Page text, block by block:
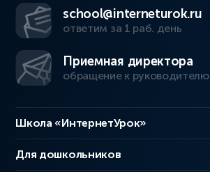
school@interneturok.ru
ответим за 1 раб. день
Приемная директора
обращение к руководителю
Школа «ИнтернетУрок»
Для дошкольников